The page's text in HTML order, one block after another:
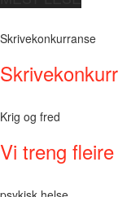
Skrivekonkurranse
Krig og fred
Vi treng